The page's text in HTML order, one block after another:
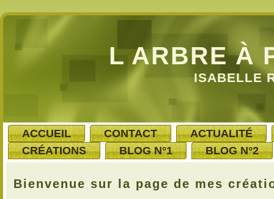
L ARBRE À
ISABELLE
ACCUEIL CONTACT
ACTUALITÉ
CRÉATIONS
BLOG N°1 BLOG N°2
Bienvenue sur la page de mes